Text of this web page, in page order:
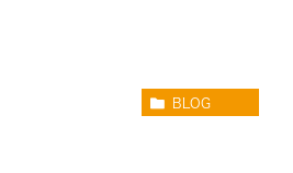
BLOG